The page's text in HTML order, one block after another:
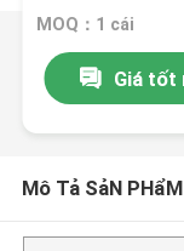
MOQ：1 cái
Giá tốt
Mô Tả SảN PHẩM